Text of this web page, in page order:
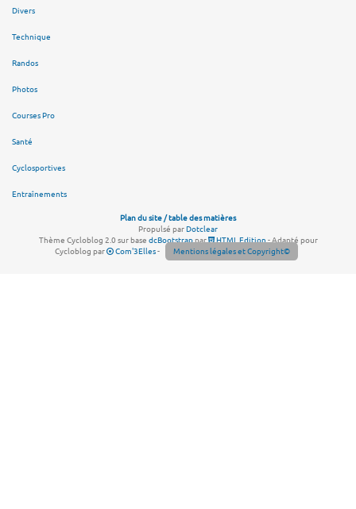
Divers
Technique
Randos
Photos
Courses Pro
Santé
Cyclosportives
Entraînements
Plan du site / table des matières
Propulsé parDotclear
Thème Cycloblog 2.0 sur base dcBootstrappar HTML Edition- Adapté pour
Cycloblog par
Com'3Elles- Mentions légales et Copyright©